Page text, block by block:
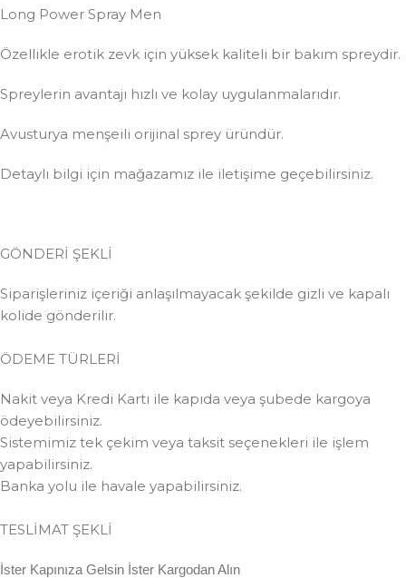
Long Power Spray Men
Özellikle erotik zevk için yüksek kaliteli bir bakım spreydir.
Spreylerin avantajı hızlı ve kolay uygulanmalarıdır.
Avusturya menşeili orijinal sprey üründür.
Detaylı bilgi için mağazamız ile iletişime geçebilirsiniz.
GÖNDERİ ŞEKLİ
Siparişleriniz içeriği anlaşılmayacak şekilde gizli ve kapalı
kolide gönderilir.
ÖDEME TÜRLERİ
Nakit veya Kredi Kartı ile kapıda veya şubede kargoya
ödeyebilirsiniz.
Sistemimiz tek çekim veya taksit seçenekleri ile işlem
yapabilirsiniz.
Banka yolu ile havale yapabilirsiniz.
TESLİMAT ŞEKLİ
İster Kapınıza Gelsin İster Kargodan Alın